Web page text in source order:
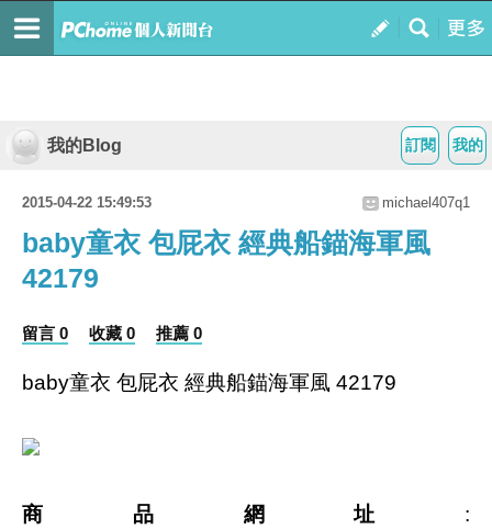
我的
訂閱
我的Blog
2015-04-22 15:49:53 michael407q1
baby童衣 包屁衣 經典船錨海軍風
42179
留言 0 收藏 0 推薦 0
baby童衣 包屁衣 經典船錨海軍風 42179
商品網址 :